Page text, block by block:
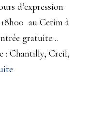
d’expression
au Cetim à
gratuite…
: Chantilly, Creil,
à